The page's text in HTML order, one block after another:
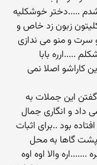
.....دختر خوشکلیه
زبون زد خاص و
سرت و منو می ندازی
.....ارره بابا
کاراشو اصلا نمی
این جملات به
داد و انگاری جمال
بود ..برای اثبات
پشت گاها به محل
والا اوه اوه